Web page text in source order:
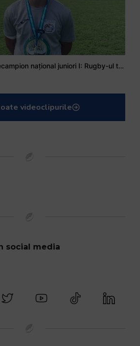
Mohamed Salhi, vicecampion național juniori I: Rugby-ul te învață să accepți și înfrângerile
videoclipurile
social media